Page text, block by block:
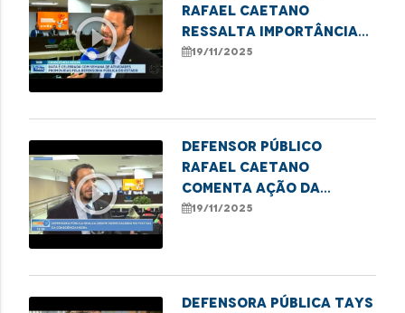
play_circle_outline
Rafael Caetano
ressalta importância
do II Festival Cultural
19/11/2025
play_circle_outline
Defensor público
Rafael Caetano
comenta ação da
DPE/MA no II Festival da
19/11/2025
Defensora pública Tays